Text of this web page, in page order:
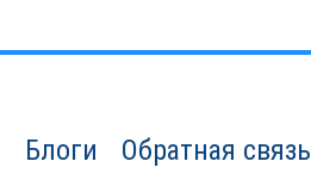
Блоги Обратная связь